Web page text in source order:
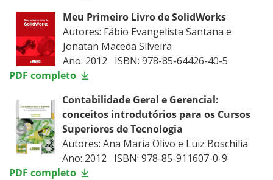
Meu Primeiro Livro de SolidWorks
Autores: Fábio Evangelista Santana e
Jonatan Maceda Silveira
Ano: 2012 ISBN: 978-85-64426-40-5
PDF completo
Contabilidade Geral e Gerencial:
conceitos introdutórios para os Cursos
Superiores de Tecnologia
Autores: Ana Maria Olivo e Luiz Boschilia
Ano: 2012 ISBN: 978-85-911607-0-9
PDF completo